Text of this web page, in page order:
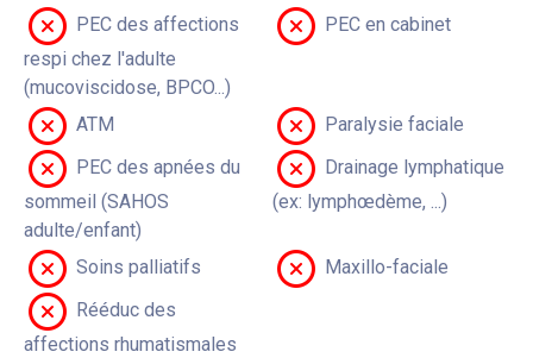
PEC des affections
respi chez l'adulte
(mucoviscidose, BPCO...)
PEC en cabinet
ATM
Paralysie faciale
PEC des apnées du
sommeil (SAHOS
adulte/enfant)
Drainage lymphatique
(ex: lymphœdème, ...)
Soins palliatifs
Maxillo-faciale
Rééduc des
affections rhumatismales